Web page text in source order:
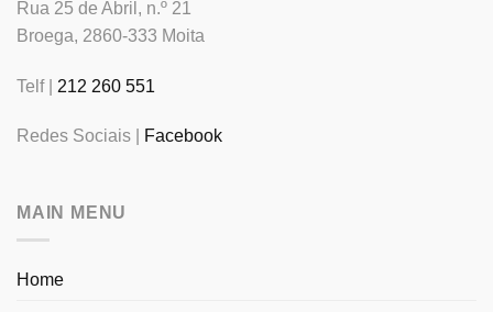
Rua 25 de Abril, n.º 21
Broega, 2860-333 Moita
Telf | 212 260 551
Redes Sociais | Facebook
MAIN MENU
Home